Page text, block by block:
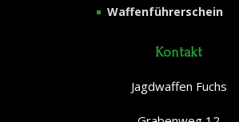
Waffenführerschein
Kontakt
Jagdwaffen Fuchs